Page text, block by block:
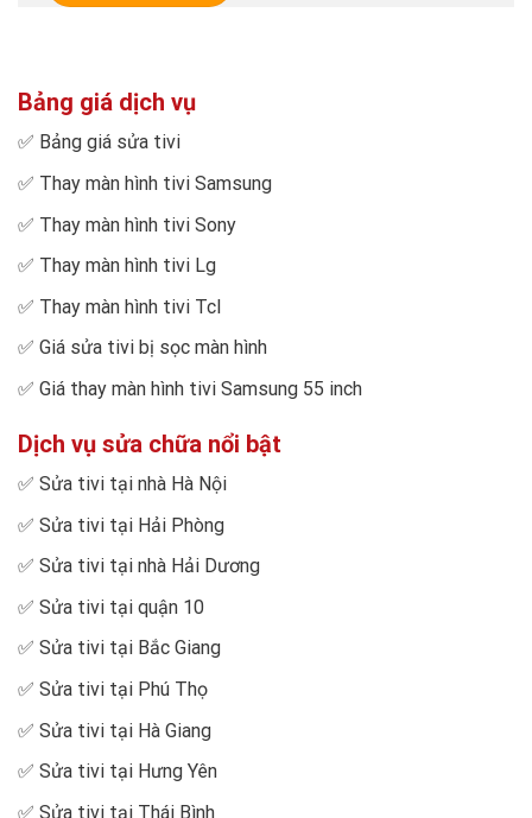
Bảng giá dịch vụ
✅ Bảng giá sửa tivi
✅ Thay màn hình tivi Samsung
✅ Thay màn hình tivi Sony
✅ Thay màn hình tivi Lg
✅ Thay màn hình tivi Tcl
✅ Giá sửa tivi bị sọc màn hình
✅ Giá thay màn hình tivi Samsung 55 inch
Dịch vụ sửa chữa nổi bật
✅ Sửa tivi tại nhà Hà Nội
✅ Sửa tivi tại Hải Phòng
✅ Sửa tivi tại nhà Hải Dương
✅ Sửa tivi tại quận 10
✅ Sửa tivi tại Bắc Giang
✅ Sửa tivi tại Phú Thọ
✅ Sửa tivi tại Hà Giang
✅ Sửa tivi tại Hưng Yên
✅ Sửa tivi tại Thái Bình